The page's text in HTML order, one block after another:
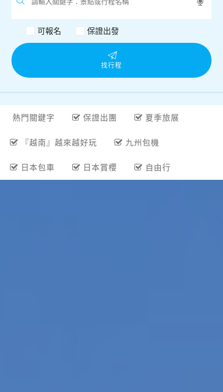
可報名 保證出發
找行程
熱門關鍵字 保證出團 夏季旅展
『越南』越來越好玩 九州包機
日本包車 日本賞櫻 自由行